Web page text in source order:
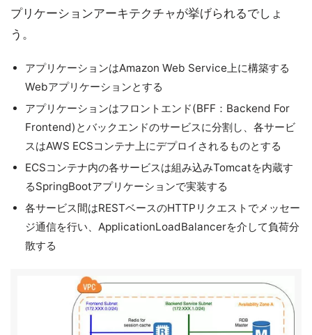
プリケーションアーキテクチャが挙げられるでしょ
う。
アプリケーションはAmazon Web Service上に構築する
Webアプリケーションとする
アプリケーションはフロントエンド(BFF：Backend For
Frontend)とバックエンドのサービスに分割し、各サービ
スはAWS ECSコンテナ上にデプロイされるものとする
ECSコンテナ内の各サービスは組み込みTomcatを内蔵す
るSpringBootアプリケーションで実装する
各サービス間はRESTベースのHTTPリクエストでメッセー
ジ通信を行い、ApplicationLoadBalancerを介して負荷分
散する